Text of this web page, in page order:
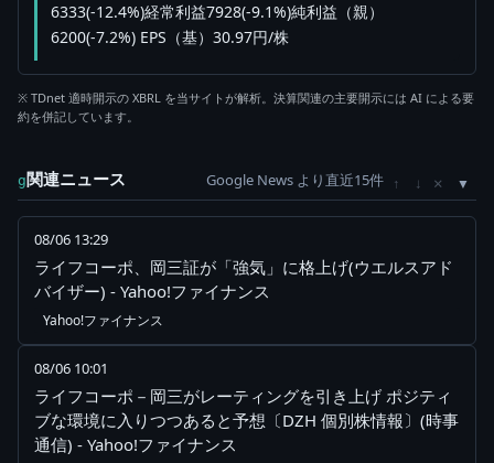
6333(-12.4%)経常利益7928(-9.1%)純利益（親）
6200(-7.2%) EPS（基）30.97円/株
※ TDnet 適時開示の XBRL を当サイトが解析。決算関連の主要開示には AI による要
約を併記しています。
g関連ニュース Google News より直近15件 ↑ ↓ ×
08/06 13:29
ライフコーポ、岡三証が「強気」に格上げ(ウエルスアド
バイザー) - Yahoo!ファイナンス
Yahoo!ファイナンス
08/06 10:01
ライフコーポ－岡三がレーティングを引き上げ ポジティ
ブな環境に入りつつあると予想〔DZH 個別株情報〕(時事
通信) - Yahoo!ファイナンス